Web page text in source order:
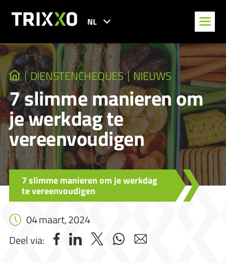
NL
DIENSTENCHEQUES NIEUWS
7 slimme manieren om
je werkdag te
vereenvoudigen
7 slimme manieren om je werkdag
te vereenvoudigen
04 maart, 2024
Deel via: